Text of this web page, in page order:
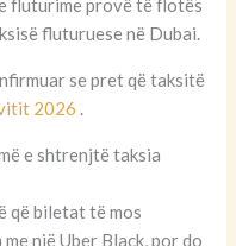
fluturime provë të flotës
fluturuese në Dubai.
se pret që taksitë
2026 .
e shtrenjtë taksia
që biletat të mos
një Uber Black, por do